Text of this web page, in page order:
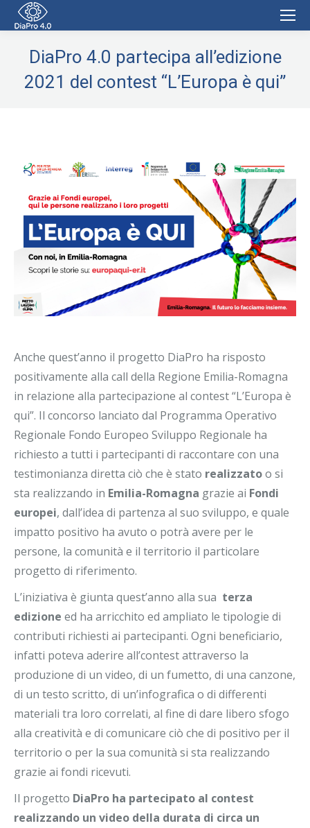
DiaPro 4.0 partecipa all’edizione
2021 del contest “L’Europa è qui”
Anche quest’anno il progetto DiaPro ha risposto
positivamente alla call della Regione Emilia-Romagna
in relazione alla partecipazione al contest “L’Europa è
qui”. Il concorso lanciato dal Programma Operativo
Regionale Fondo Europeo Sviluppo Regionale ha
richiesto a tutti i partecipanti di raccontare con una
testimonianza diretta ciò che è stato realizzatoo si
sta realizzando in Emilia-Romagna grazie ai Fondi
europei, dall’idea di partenza al suo sviluppo, e quale
impatto positivo ha avuto o potrà avere per le
persone, la comunità e il territorio il particolare
progetto di riferimento.
L’iniziativa è giunta quest’anno alla sua terza
edizione ed ha arricchito ed ampliato le tipologie di
contributi richiesti ai partecipanti. Ogni beneficiario,
infatti poteva aderire all’contest attraverso la
produzione di un video, di un fumetto, di una canzone,
di un testo scritto, di un’infografica o di differenti
materiali tra loro correlati, al fine di dare libero sfogo
alla creatività e di comunicare ciò che di positivo per il
territorio o per la sua comunità si sta realizzando
grazie ai fondi ricevuti.
Il progetto DiaPro ha partecipato al contest
realizzando un video della durata di circa un